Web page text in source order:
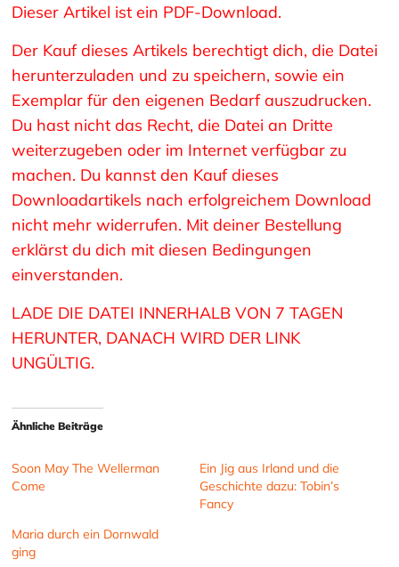
Dieser Artikel ist ein PDF-Download.
Der Kauf dieses Artikels berechtigt dich, die Datei
herunterzuladen und zu speichern, sowie ein
Exemplar für den eigenen Bedarf auszudrucken.
Du hast nicht das Recht, die Datei an Dritte
weiterzugeben oder im Internet verfügbar zu
machen. Du kannst den Kauf dieses
Downloadartikels nach erfolgreichem Download
nicht mehr widerrufen. Mit deiner Bestellung
erklärst du dich mit diesen Bedingungen
einverstanden.
LADE DIE DATEI INNERHALB VON 7 TAGEN
HERUNTER, DANACH WIRD DER LINK
UNGÜLTIG.
Ähnliche Beiträge
Soon May The Wellerman
Come
Ein Jig aus Irland und die
Geschichte dazu: Tobin’s
Fancy
Maria durch ein Dornwald
ging